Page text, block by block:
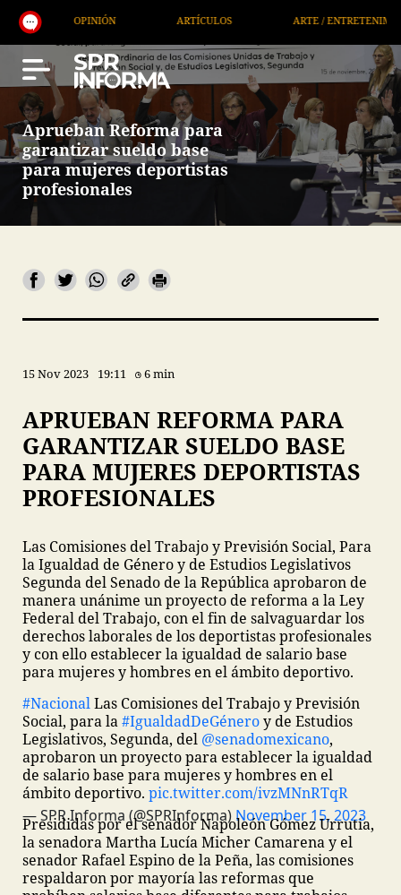
OPINIÓN ARTÍCULOS ARTE / ENTRETENIMIENTO
Aprueban Reforma para
garantizar sueldo base
para mujeres deportistas
profesionales
15 Nov 2023 19:11 6 min
APRUEBAN REFORMA PARA
GARANTIZAR SUELDO BASE
PARA MUJERES DEPORTISTAS
PROFESIONALES
Las Comisiones del Trabajo y Previsión Social, Para
la Igualdad de Género y de Estudios Legislativos
Segunda del Senado de la República aprobaron de
manera unánime un proyecto de reforma a la Ley
Federal del Trabajo, con el fin de salvaguardar los
derechos laborales de los deportistas profesionales
y con ello establecer la igualdad de salario base
para mujeres y hombres en el ámbito deportivo.
#NacionalLas Comisiones del Trabajo y Previsión
Social, para la#IgualdadDeGéneroy de Estudios
Legislativos, Segunda, del @senadomexicano,
aprobaron un proyecto para establecer la igualdad
de salario base para mujeres y hombres en el
ámbito deportivo. pic.twitter.com/ivzMNnRTqR
— SPR Informa (@SPRInforma) November 15, 2023
Presididas por el senador Napoleón Gómez Urrutia,
la senadora Martha Lucía Micher Camarena y el
senador Rafael Espino de la Peña, las comisiones
respaldaron por mayoría las reformas que